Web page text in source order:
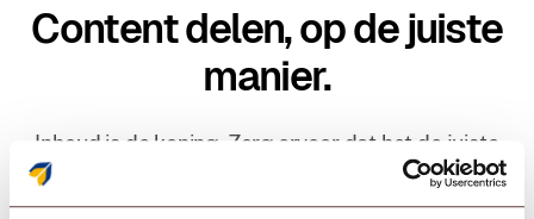
Content delen, op de juiste
manier.
Inhoud is de koning. Zorg ervoor dat het de juiste
mensen op het juiste moment en op de juiste manier
bereikt. Breng het delen van uw inhoud naar een